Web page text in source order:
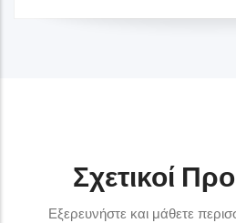
Σχετικοί
Εξερευνήστε και μάθετε